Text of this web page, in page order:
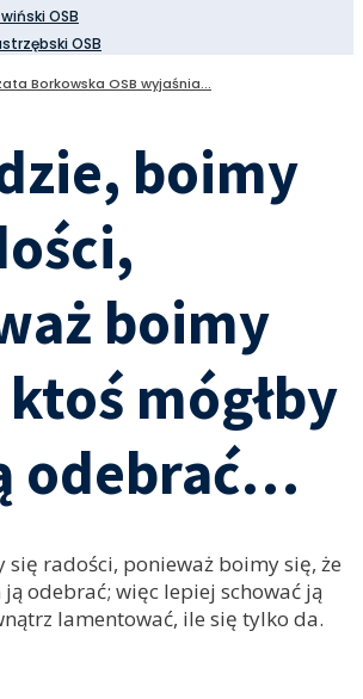
OSB
OSB
Borkowska OSB wyjaśnia...
boimy
boimy
mógłby
odebrać…
radości, ponieważ boimy się, że
odebrać; więc lepiej schować ją
lamentować, ile się tylko da.